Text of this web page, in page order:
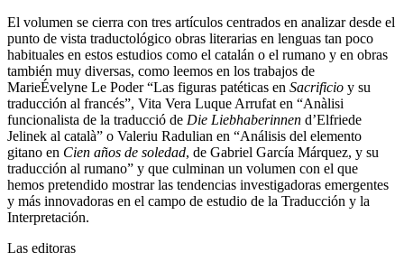
El volumen se cierra con tres artículos centrados en analizar desde el
punto de vista traductológico obras literarias en lenguas tan poco
habituales en estos estudios como el catalán o el rumano y en obras
también muy diversas, como leemos en los trabajos de
MarieÉvelyne Le Poder “Las figuras patéticas enSacrificio
traducción al francés”, Vita Vera Luque Arrufat en “Anàlisi
funcionalista de la traducció deDie Liebhaberinnend’Elfriede
Jelinek al català” o Valeriu Radulian en “Análisis del elemento
gitano enCien años de soledad, de Gabriel García Márquez, y su
traducción al rumano” y que culminan un volumen con el que
hemos pretendido mostrar las tendencias investigadoras emergentes
y más innovadoras en el campo de estudio de la Traducción y la